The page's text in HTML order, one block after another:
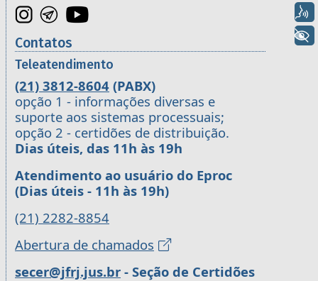
Contatos
Teleatendimento
(21) 3812-8604 (PABX)
opção 1 - informações diversas e
suporte aos sistemas processuais;
opção 2 - certidões de distribuição.
Dias úteis, das 11h às 19h
Atendimento ao usuário do Eproc
(Dias úteis - 11h às 19h)
(21) 2282-8854
Abertura de chamados
secer@jfrj.jus.br - Seção de Certidões